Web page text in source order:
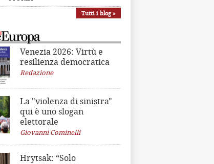
Tutti i blog »
Venezia 2026: Virtù e
resilienza democratica
Redazione
La "violenza di sinistra"
qui è uno slogan
elettorale
Giovanni Cominelli
Hrytsak: “Solo